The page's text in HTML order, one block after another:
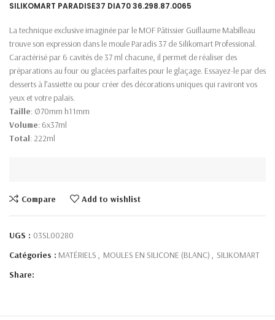
SILIKOMART PARADISE37 DIA70 36.298.87.0065
La technique exclusive imaginée par le MOF Pâtissier Guillaume Mabilleau
trouve son expression dans le moule Paradis 37 de Silikomart Professional.
Caractérisé par 6 cavités de 37 ml chacune, il permet de réaliser des
préparations au four ou glacées parfaites pour le glaçage. Essayez-le par des
desserts à l’assiette ou pour créer des décorations uniques qui raviront vos
yeux et votre palais.
Taille: Ø70mm h11mm
Volume: 6x37ml
Total: 222ml
Compare Add to wishlist
UGS : 03SL00280
Catégories : MATÉRIELS , MOULES EN SILICONE (BLANC) , SILIKOMART
Share: